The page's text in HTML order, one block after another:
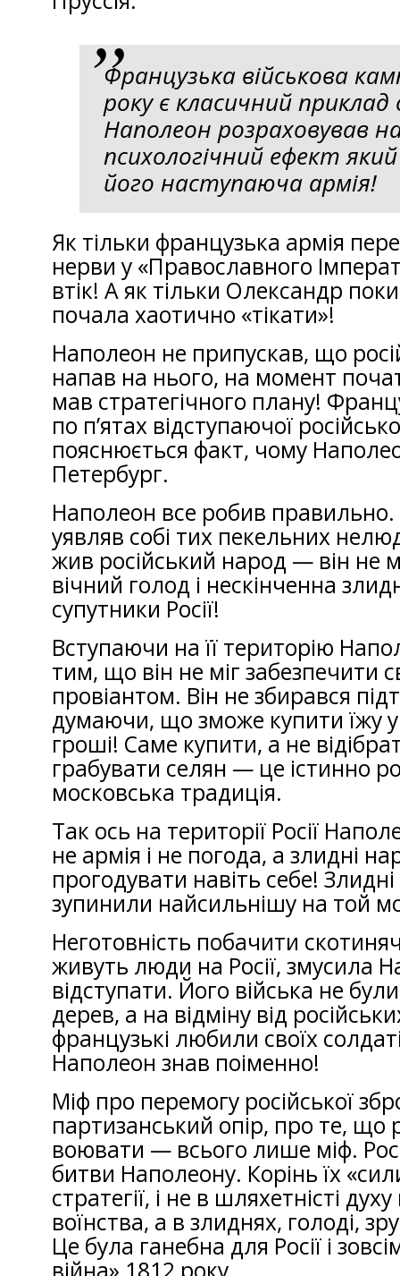
Французька військова
року є класичний
Наполеон розраховував
психологічний ефект
його наступаюча армія!
Як тільки французька армія
нерви у «Православного
втік! А як тільки Олександр
почала хаотично «тікати»!
Наполеон не припускав, що
напав на нього, на момент
мав стратегічного плану!
по п’ятах відступаючої
пояснюється факт, чому
Петербург.
Наполеон все робив правильно.
уявляв собі тих пекельних
жив російський народ — він не
вічний голод і нескінченна
супутники Росії!
Вступаючи на її територію
тим, що він не міг забезпечити
провіантом. Він не збирався
думаючи, що зможе купити їжу у
гроші! Саме купити, а не
грабувати селян — це істинно
московська традиція.
Так ось на території Росії
не армія і не погода, а злидні
прогодувати навіть себе!
зупинили найсильнішу на той
Неготовність побачити
живуть люди на Росії, змусила
відступати. Його війська не
дерев, а на відміну від
французькі любили своїх
Наполеон знав поіменно!
Міф про перемогу російської
партизанський опір, про те, що
воювати — всього лише міф.
битви Наполеону. Корінь їх
стратегії, і не в шляхетністі
воїнства, а в злиднях, голоді,
Це була ганебна для Росії і